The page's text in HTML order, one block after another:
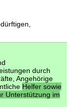
durch
Angehörige
Helfer sowie
Unterstützung im